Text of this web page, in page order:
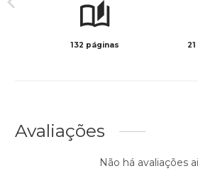
132 páginas
Avaliações
Não há avaliações